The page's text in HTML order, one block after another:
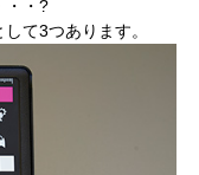
・・?
て3つあります。